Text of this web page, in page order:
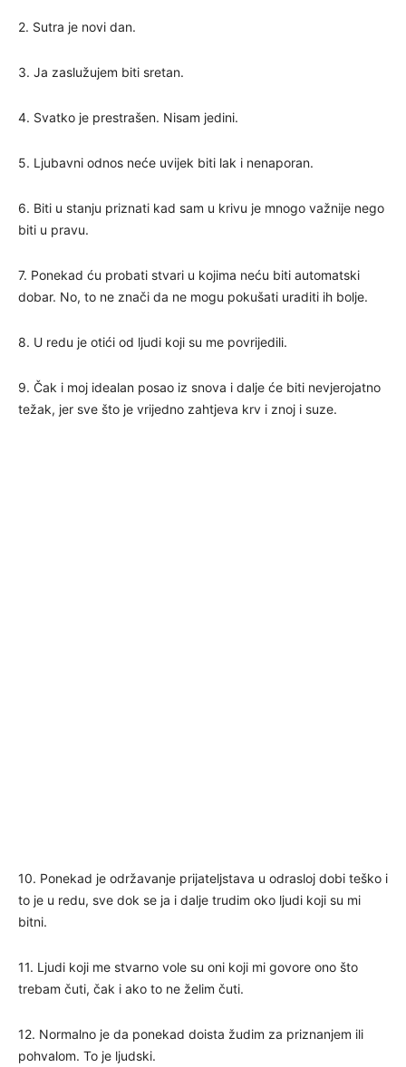
2. Sutra je novi dan.
3. Ja zaslužujem biti sretan.
4. Svatko je prestrašen. Nisam jedini.
5. Ljubavni odnos neće uvijek biti lak i nenaporan.
6. Biti u stanju priznati kad sam u krivu je mnogo važnije nego
biti u pravu.
7. Ponekad ću probati stvari u kojima neću biti automatski
dobar. No, to ne znači da ne mogu pokušati uraditi ih bolje.
8. U redu je otići od ljudi koji su me povrijedili.
9. Čak i moj idealan posao iz snova i dalje će biti nevjerojatno
težak, jer sve što je vrijedno zahtjeva krv i znoj i suze.
10. Ponekad je održavanje prijateljstava u odrasloj dobi teško i
to je u redu, sve dok se ja i dalje trudim oko ljudi koji su mi
bitni.
11. Ljudi koji me stvarno vole su oni koji mi govore ono što
trebam čuti, čak i ako to ne želim čuti.
12. Normalno je da ponekad doista žudim za priznanjem ili
pohvalom. To je ljudski.